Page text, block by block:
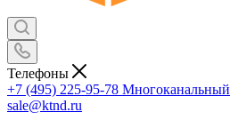
Телефоны
+7 (495) 225-95-78 Многоканальный
sale@ktnd.ru